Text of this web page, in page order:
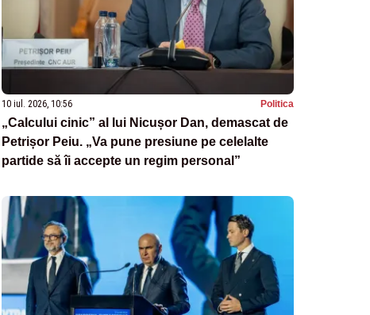
10 iul. 2026, 10:56 Politica
„Calcului cinic” al lui Nicușor Dan, demascat de
Petrișor Peiu. „Va pune presiune pe celelalte
partide să îi accepte un regim personal”